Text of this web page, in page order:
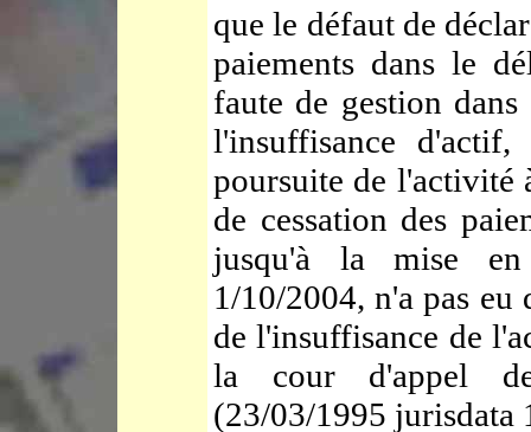
que le défaut de
paiements dans le
faute de gestion
l'insuffisance
poursuite de l'activité
de cessation des
jusqu'à la mise en
1/10/2004, n'a pas
de l'insuffisance de
la cour d'appel
(23/03/1995 jurisdata